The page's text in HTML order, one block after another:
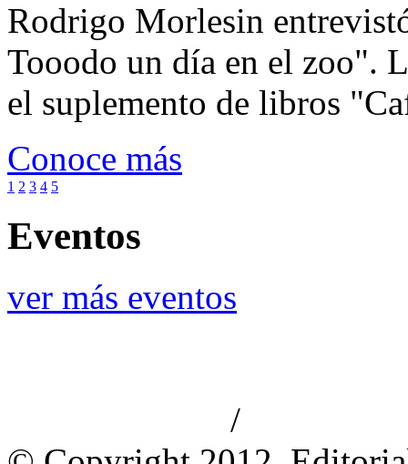
Rodrigo Morlesin
Tooodo un día en el zoo".
el suplemento de libros
Conoce más
1 2 3 4 5
Eventos
ver más eventos
/